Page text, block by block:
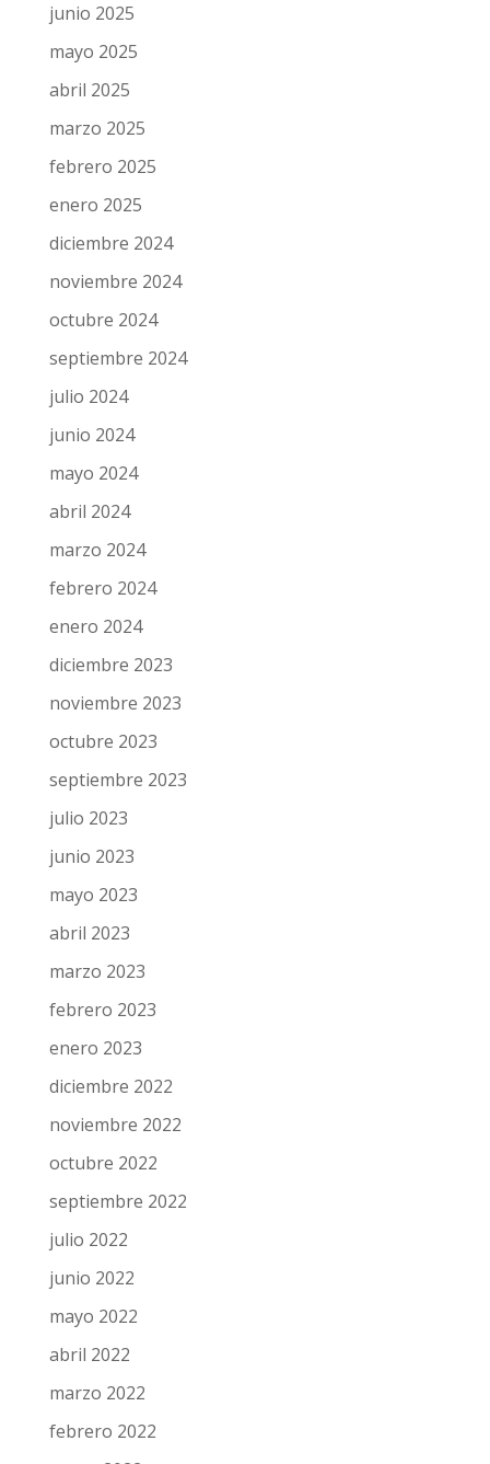
junio 2025
mayo 2025
abril 2025
marzo 2025
febrero 2025
enero 2025
diciembre 2024
noviembre 2024
octubre 2024
septiembre 2024
julio 2024
junio 2024
mayo 2024
abril 2024
marzo 2024
febrero 2024
enero 2024
diciembre 2023
noviembre 2023
octubre 2023
septiembre 2023
julio 2023
junio 2023
mayo 2023
abril 2023
marzo 2023
febrero 2023
enero 2023
diciembre 2022
noviembre 2022
octubre 2022
septiembre 2022
julio 2022
junio 2022
mayo 2022
abril 2022
marzo 2022
febrero 2022